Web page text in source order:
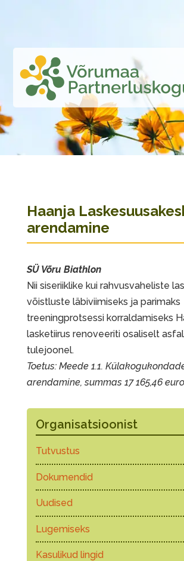
Haanja
arendamine
SÜ Võru Biathlon
Nii siseriiklike kui rahvusvaheliste
võistluste läbiviimiseks ja parimaks
treeningprotsessi korraldamiseks
lasketiirus renoveeriti osaliselt
tulejoonel.
Toetus: Meede 1.1.
arendamine, summas 17 165,46
Organisatsioonist
Tutvustus
Dokumendid
Uudised
Lugemiseks
Kasulikud lingid